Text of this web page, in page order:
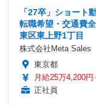
「27卒」ショート
転職希望・交通費
東区東上野1丁目
株式会社Meta Sales
東京都
月給25万4,200円
正社員